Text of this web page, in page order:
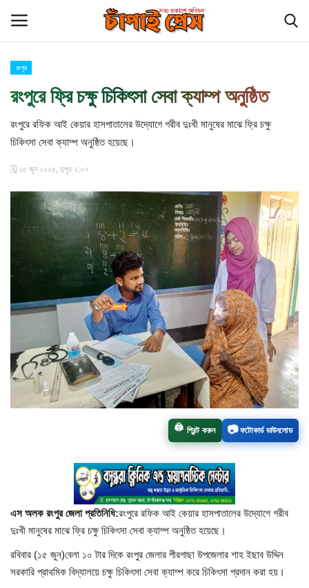
হোম
চাঁপাইনবাবগঞ্জ সীমান্ত
বিনোদন
চাঁপাই প্রেস পরিবার
আমাদের সম্পর্কে
চাঁপাইনবাবগঞ্জ সদর
রাজশাহী বিভাগ
নাচোল
ভোলাহাট
রংপুর
রংপুরে ফ্রি চক্ষু চিকিৎসা সেবা ক্যাম্প অনুষ্ঠিত
রংপুরে রফিক আই কেয়ার হাসপাতালের উদ্যোগে গরীব দুঃখী মানুষের মাঝে ফ্রি চক্ষু
চিকিৎসা সেবা ক্যাম্প অনুষ্ঠিত হয়েছে।
🗓️ ১৫ জুন ২০২৫, দুপুর ২:০৭
🖨️ প্রিন্ট করুন 📷 ফটোকার্ড ডাউনলোড
এস অলক রংপুর জেলা প্রতিনিধি:রংপুরে রফিক আই কেয়ার হাসপাতালের উদ্যোগে গরীব
দুঃখী মানুষের মাঝে ফ্রি চক্ষু চিকিৎসা সেবা ক্যাম্প অনুষ্ঠিত হয়েছে।
রবিবার (১৫ জুন)বেলা ১০ টার দিকে রংপুর জেলার পীরগাছা উপজেলার শাহ ইছাব উদ্দিন
সরকারি প্রাথমিক বিদ্যালয়ে চক্ষু চিকিৎসা সেবা ক্যাম্প করে চিকিৎসা প্রদান করা হয়।